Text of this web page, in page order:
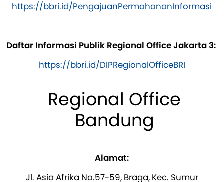
https://bbri.id/PengajuanPermohonanInformasi
Daftar Informasi Publik Regional Office Jakarta 3:
https://bbri.id/DIPRegionalOfficeBRI
Regional Office
Bandung
Alamat:
Jl. Asia Afrika No.57-59, Braga, Kec. Sumur